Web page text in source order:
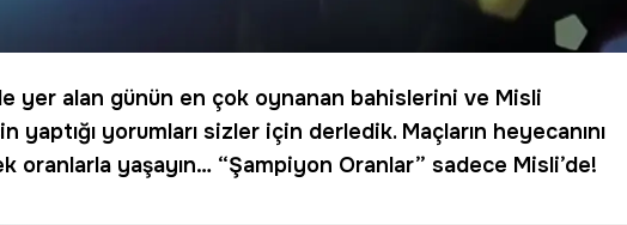
yer alan günün en çok oynanan bahislerini ve Misli
yaptığı yorumları sizler için derledik. Maçların heyecanını
oranlarla yaşayın… “Şampiyon Oranlar” sadece Misli’de!